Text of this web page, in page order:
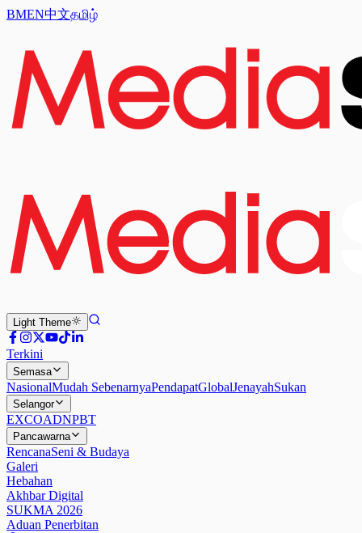
BMEN中文தமிழ்
Light Theme
Terkini
Semasa
NasionalMudah SebenarnyaPendapatGlobalJenayahSukan
Selangor
EXCOADNPBT
Pancawarna
RencanaSeni & Budaya
Galeri
Hebahan
Akhbar Digital
SUKMA 2026
Aduan Penerbitan